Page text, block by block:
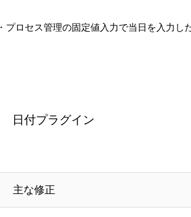
・プロセス管理の固定値入力で当日を入力し
日付プラグイン
主な修正